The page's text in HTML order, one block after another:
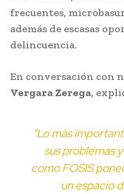
frecuentes,
además de escasas
delincuencia.
En conversación con
Vergara Zerega,
“Lo más
sus problemas
como FOSIS
un espacio